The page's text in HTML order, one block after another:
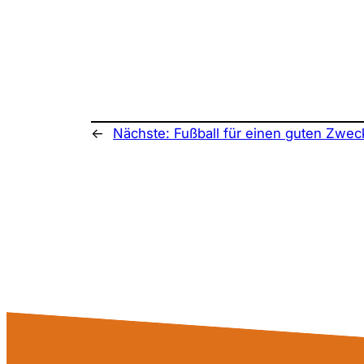
← Nächste: Fußball für einen guten